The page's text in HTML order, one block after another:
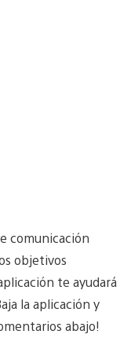
comunicación
objetivos
te ayudará
la aplicación y
abajo!